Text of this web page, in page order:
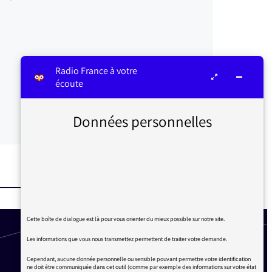
Radio France à votre
écoute
Données personnelles
Cette boîte de dialogue est là pour vous orienter du mieux possible sur notre site.
Les informations que vous nous transmettez permettent de traiter votre demande.
Cependant, aucune donnée personnelle ou sensible pouvant permettre votre identification
ne doit être communiquée dans cet outil (comme par exemple des informations sur votre état